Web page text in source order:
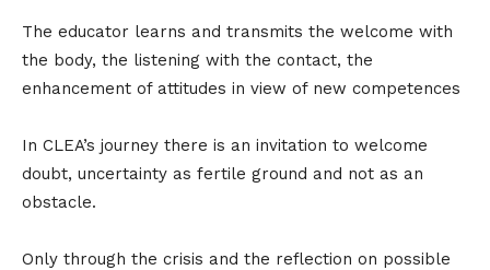
The educator learns and transmits the welcome with
the body, the listening with the contact, the
enhancement of attitudes in view of new competences
In CLEA’s journey there is an invitation to welcome
doubt, uncertainty as fertile ground and not as an
obstacle.
Only through the crisis and the reflection on possible